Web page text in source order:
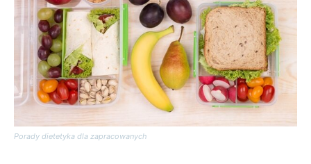
Porady dietetyka dla zapracowanych